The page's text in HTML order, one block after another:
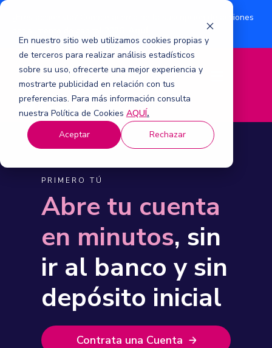
En nuestro sitio web utilizamos cookies propias y
de terceros para realizar análisis estadísticos
sobre su uso, ofrecerte una mejor experiencia y
mostrarte publicidad en relación con tus
preferencias. Para más información consulta
nuestra Política de Cookies AQUÍ.
Aceptar
Rechazar
¿Eres accionista? Conoce acerca de la suscripción de acciones
M
e
n
PRIMERO TÚ
Abre tu cuenta
en minutos, sin
ir al banco y sin
depósito inicial
Contrata una Cuenta